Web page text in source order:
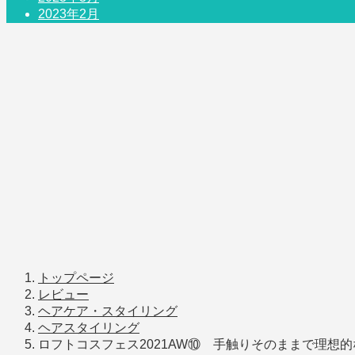
2023年2月
トップページ
レビュー
ヘアケア・スタイリング
ヘアスタイリング
ロフトコスフェス2021AW⑩ 手触りそのままで理想的